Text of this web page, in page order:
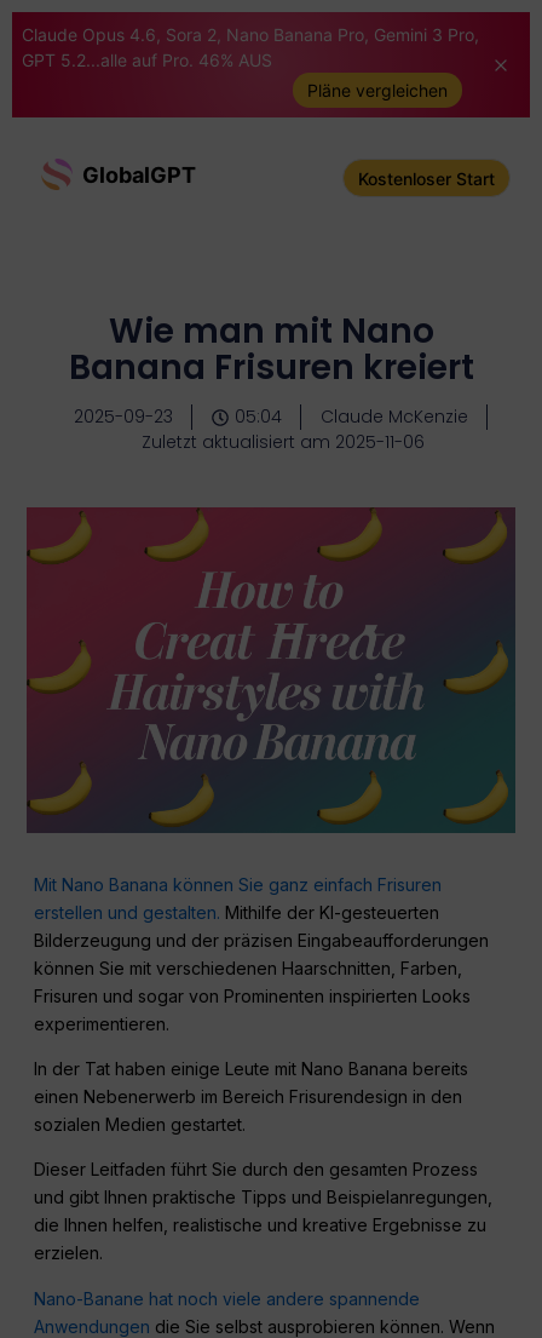
Claude Opus 4.6, Sora 2, Nano Banana Pro, Gemini 3 Pro,
GPT 5.2...alle auf Pro. 46% AUS
Pläne vergleichen
GlobalGPT Kostenloser Start
Wie man mit Nano
Banana Frisuren kreiert
2025-09-23 05:04
Claude McKenzie
Zuletzt aktualisiert am 2025-11-06
Mit Nano Banana können Sie ganz einfach Frisuren
erstellen und gestalten. Mithilfe der KI-gesteuerten
Bilderzeugung und der präzisen Eingabeaufforderungen
können Sie mit verschiedenen Haarschnitten, Farben,
Frisuren und sogar von Prominenten inspirierten Looks
experimentieren.
In der Tat haben einige Leute mit Nano Banana bereits
einen Nebenerwerb im Bereich Frisurendesign in den
sozialen Medien gestartet.
Dieser Leitfaden führt Sie durch den gesamten Prozess
und gibt Ihnen praktische Tipps und Beispielanregungen,
die Ihnen helfen, realistische und kreative Ergebnisse zu
erzielen.
Nano-Banane hat noch viele andere spannende
Anwendungen die Sie selbst ausprobieren können. Wenn